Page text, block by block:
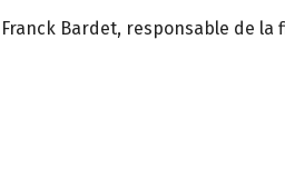
Bardet, responsable de